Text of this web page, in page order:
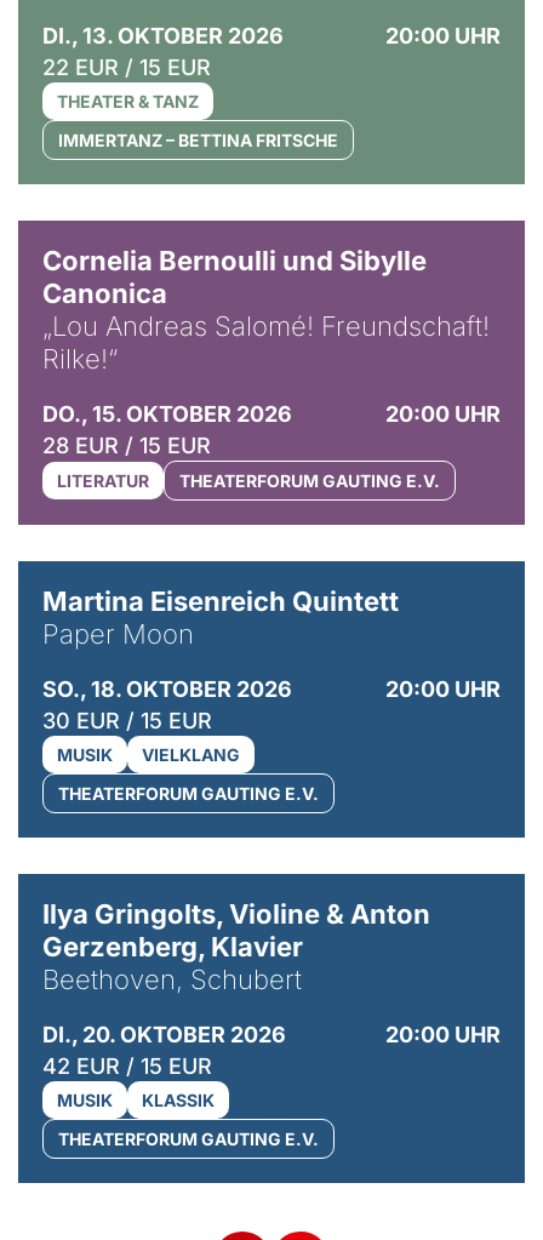
DI., 13. OKTOBER 2026
20:00 UHR
22 EUR / 15 EUR
THEATER & TANZ
IMMERTANZ – BETTINA FRITSCHE
Cornelia Bernoulli und Sibylle
Canonica
„Lou Andreas Salomé! Freundschaft!
Rilke!“
DO., 15. OKTOBER 2026
20:00 UHR
28 EUR / 15 EUR
LITERATUR THEATERFORUM GAUTING E.V.
Martina Eisenreich Quintett
Paper Moon
SO., 18. OKTOBER 2026
20:00 UHR
30 EUR / 15 EUR
MUSIK
VIELKLANG
THEATERFORUM GAUTING E.V.
Ilya Gringolts, Violine & Anton
Gerzenberg, Klavier
Beethoven, Schubert
DI., 20. OKTOBER 2026
20:00 UHR
42 EUR / 15 EUR
MUSIK
KLASSIK
THEATERFORUM GAUTING E.V.